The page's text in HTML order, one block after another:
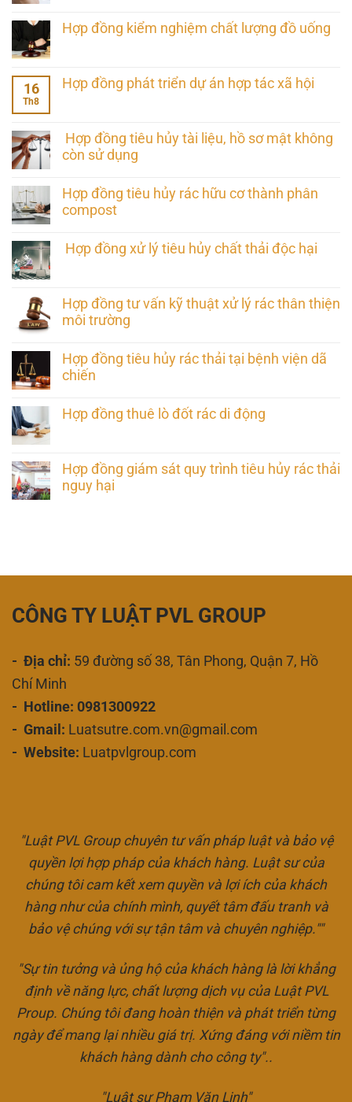
Hợp đồng kiểm nghiệm chất lượng đồ uống
16
Th8
Hợp đồng phát triển dự án hợp tác xã hội
Hợp đồng tiêu hủy tài liệu, hồ sơ mật không
còn sử dụng
Hợp đồng tiêu hủy rác hữu cơ thành phân
compost
Hợp đồng xử lý tiêu hủy chất thải độc hại
Hợp đồng tư vấn kỹ thuật xử lý rác thân thiện
môi trường
Hợp đồng tiêu hủy rác thải tại bệnh viện dã
chiến
Hợp đồng thuê lò đốt rác di động
Hợp đồng giám sát quy trình tiêu hủy rác thải
nguy hại
CÔNG TY LUẬT PVL GROUP
- Địa chỉ: 59 đường số 38, Tân Phong, Quận 7, Hồ
Chí Minh
- Hotline: 0981300922
- Gmail: Luatsutre.com.vn@gmail.com
- Website: Luatpvlgroup.com
"Luật PVL Group chuyên tư vấn pháp luật và bảo vệ
quyền lợi hợp pháp của khách hàng. Luật sư của
chúng tôi cam kết xem quyền và lợi ích của khách
hàng như của chính mình, quyết tâm đấu tranh và
bảo vệ chúng với sự tận tâm và chuyên nghiệp.""
"Sự tin tưởng và ủng hộ của khách hàng là lời khẳng
định về năng lực, chất lượng dịch vụ của Luật PVL
Proup. Chúng tôi đang hoàn thiện và phát triển từng
ngày để mang lại nhiều giá trị. Xứng đáng với niềm tin
khách hàng dành cho công ty"..
"Luật sư Phạm Văn Linh"